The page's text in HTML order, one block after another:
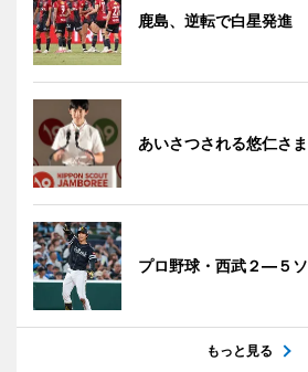
鹿島、逆転で白星発進
あいさつされる悠仁さま
プロ野球・西武２―５
もっと見る